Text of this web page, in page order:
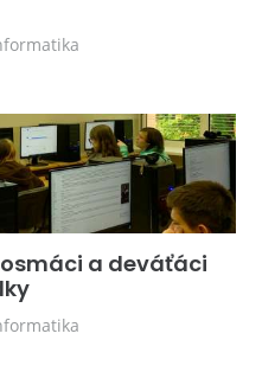
a deváťáci